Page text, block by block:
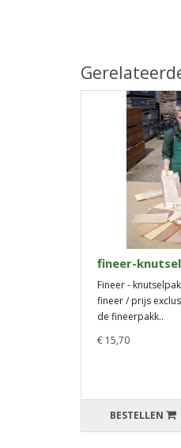
fineer-
Fineer -
fineer / prijs
de fineerpakk..
€ 15,70
BESTELLEN